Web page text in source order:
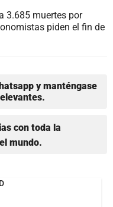
3.685 muertes por
piden el fin de
y manténgase
con toda la
mundo.